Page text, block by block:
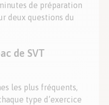
de préparation
deux questions du
de SVT
les plus fréquents,
type d’exercice